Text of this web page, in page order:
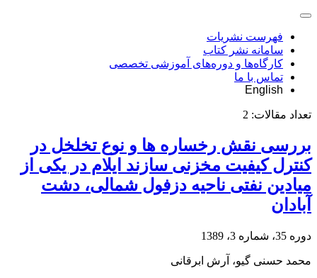
فهرست نشریات
سامانه نشر کتاب
کارگاه‌ها و دوره‌های آموزشی تخصصی
تماس با ما
English
تعداد مقالات: 2
بررسی نقش رخساره ها و نوع تخلخل در
کنترل کیفیت مخزنی سازند ایلام در یکی از
میادین نفتی ناحیه دزفول شمالی، دشت
آبادان
دوره 35، شماره 3، 1389
محمد حسنی گیو، آرش ابرقانی